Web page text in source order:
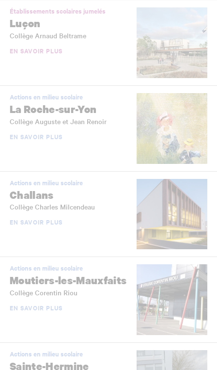
Établissements scolaires jumelés
Luçon
Collège Arnaud Beltrame
EN SAVOIR PLUS
Actions en milieu scolaire
La Roche-sur-Yon
Collège Auguste et Jean Renoir
EN SAVOIR PLUS
Actions en milieu scolaire
Challans
Collège Charles Milcendeau
EN SAVOIR PLUS
Actions en milieu scolaire
Moutiers-les-Mauxfaits
Collège Corentin Riou
EN SAVOIR PLUS
Actions en milieu scolaire
Sainte-Hermine